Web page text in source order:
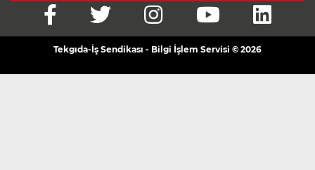
Tekgıda-İş Sendikası - Bilgi İşlem Servisi © 2026